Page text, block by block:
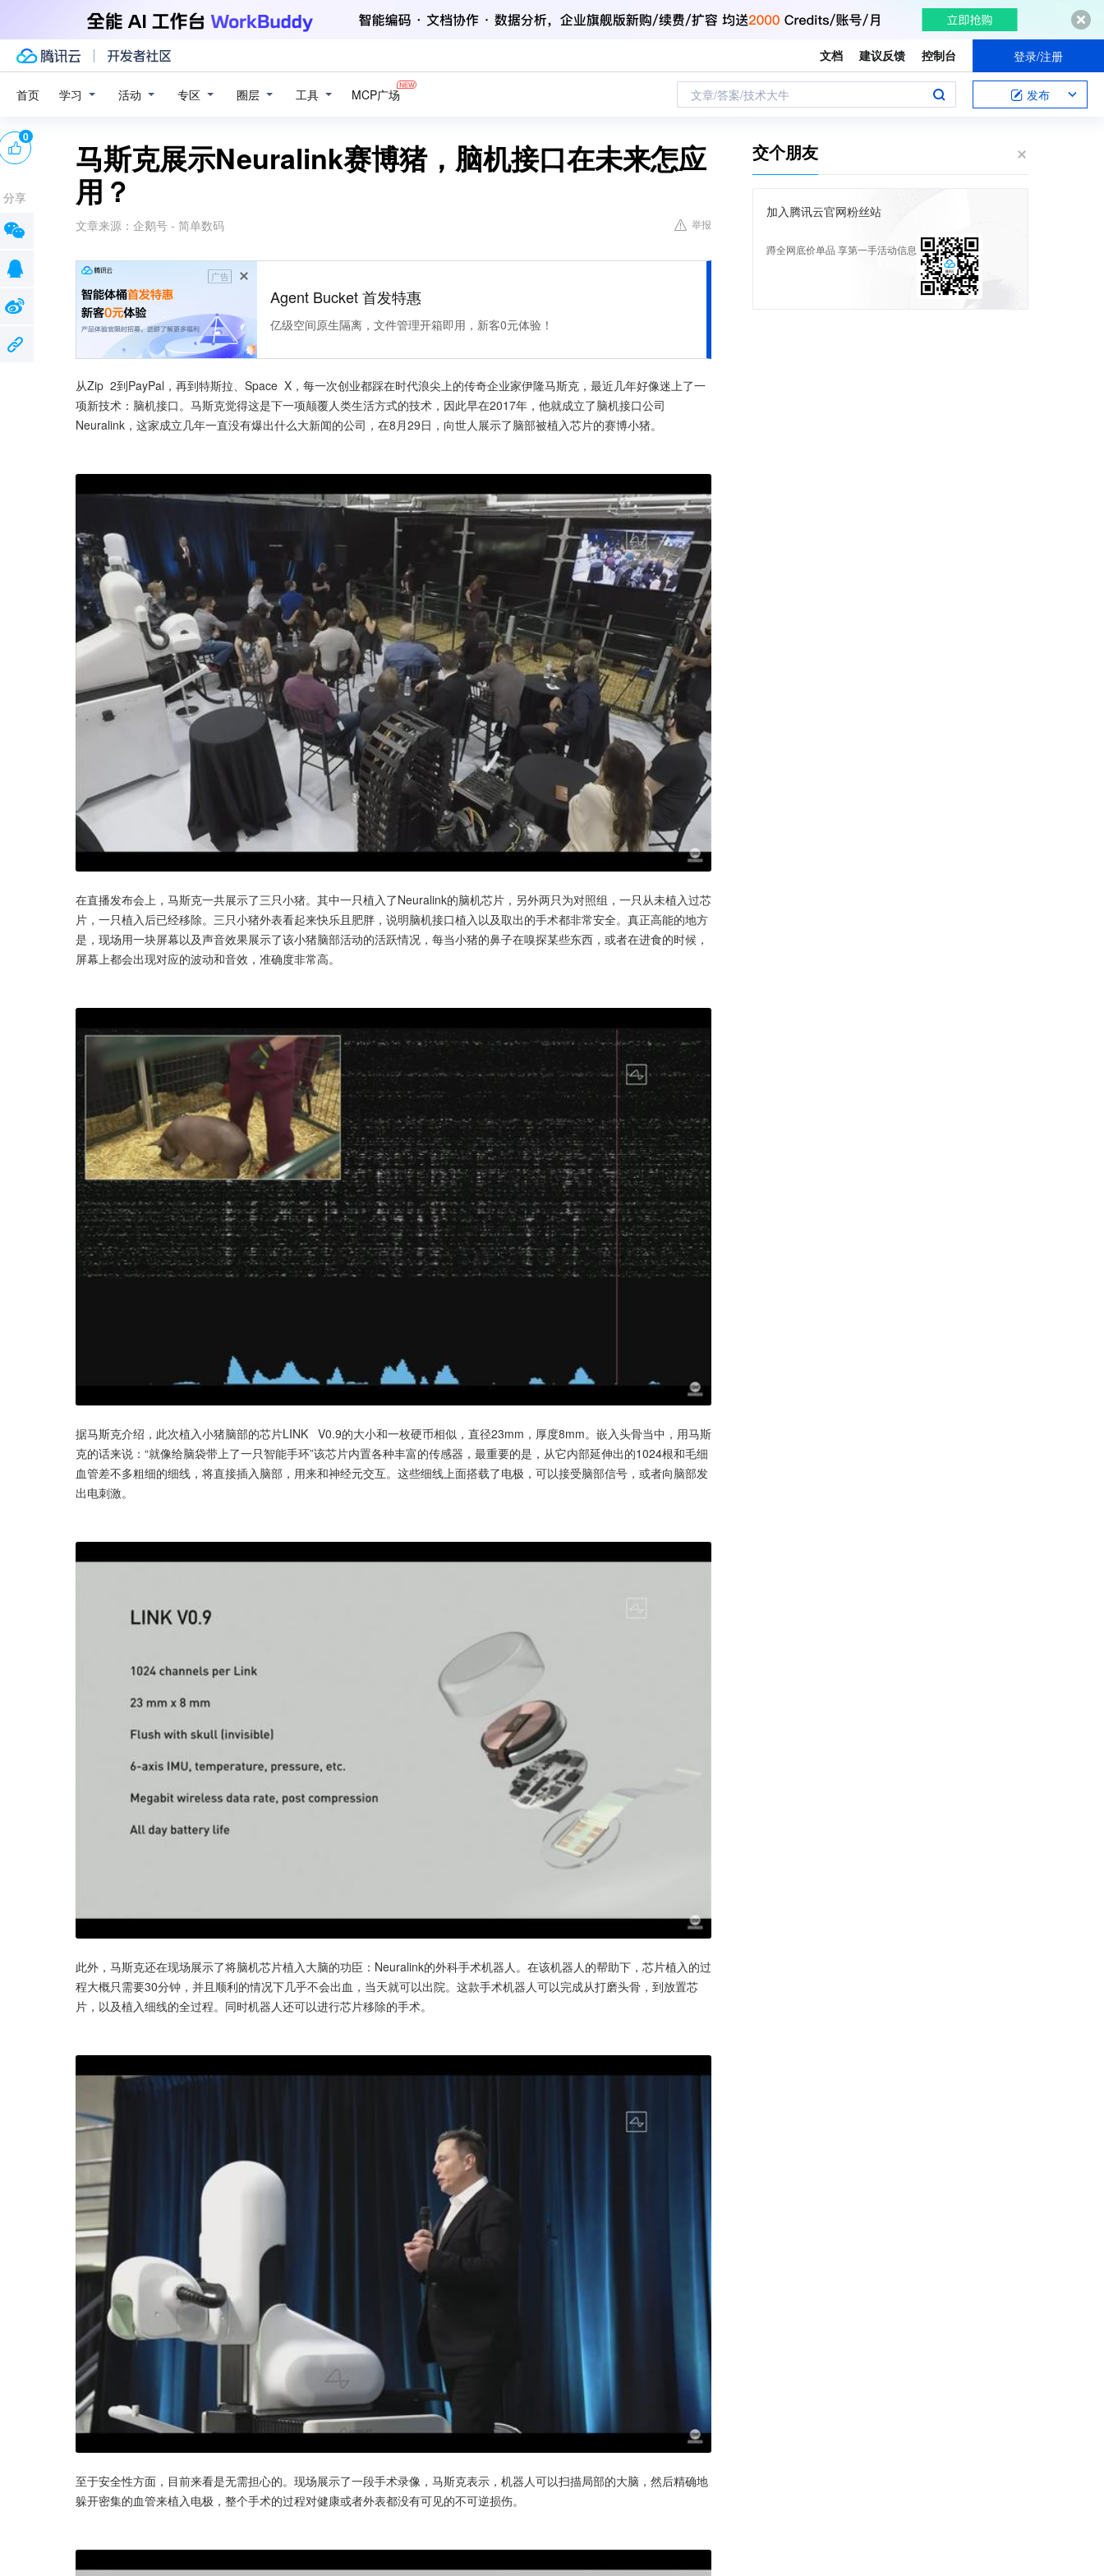
文档 建议反馈 控制台 登录/注册
首页 学习 活动 专区 圈层 工具 MCP广场 文章/答案/技术大牛 发布
马斯克展示Neuralink赛博猪，脑机接口在未来怎应
用？
文章来源： 企鹅号 - 简单数码 举报
广告
Agent Bucket 首发特惠
亿级空间原生隔离，文件管理开箱即用，新客0元体验！
从Zip  2到PayPal，再到特斯拉、Space  X，每一次创业都踩在时代浪尖上的传奇企业家伊隆马斯克，最近几年好像迷上了一
项新技术：脑机接口。马斯克觉得这是下一项颠覆人类生活方式的技术，因此早在2017年，他就成立了脑机接口公司
Neuralink，这家成立几年一直没有爆出什么大新闻的公司，在8月29日，向世人展示了脑部被植入芯片的赛博小猪。
在直播发布会上，马斯克一共展示了三只小猪。其中一只植入了Neuralink的脑机芯片，另外两只为对照组，一只从未植入过芯
片，一只植入后已经移除。三只小猪外表看起来快乐且肥胖，说明脑机接口植入以及取出的手术都非常安全。真正高能的地方
是，现场用一块屏幕以及声音效果展示了该小猪脑部活动的活跃情况，每当小猪的鼻子在嗅探某些东西，或者在进食的时候，
屏幕上都会出现对应的波动和音效，准确度非常高。
据马斯克介绍，此次植入小猪脑部的芯片LINK   V0.9的大小和一枚硬币相似，直径23mm，厚度8mm。嵌入头骨当中，用马斯
克的话来说：“就像给脑袋带上了一只智能手环”该芯片内置各种丰富的传感器，最重要的是，从它内部延伸出的1024根和毛细
血管差不多粗细的细线，将直接插入脑部，用来和神经元交互。这些细线上面搭载了电极，可以接受脑部信号，或者向脑部发
出电刺激。
此外，马斯克还在现场展示了将脑机芯片植入大脑的功臣：Neuralink的外科手术机器人。在该机器人的帮助下，芯片植入的过
程大概只需要30分钟，并且顺利的情况下几乎不会出血，当天就可以出院。这款手术机器人可以完成从打磨头骨，到放置芯
片，以及植入细线的全过程。同时机器人还可以进行芯片移除的手术。
至于安全性方面，目前来看是无需担心的。现场展示了一段手术录像，马斯克表示，机器人可以扫描局部的大脑，然后精确地
躲开密集的血管来植入电极，整个手术的过程对健康或者外表都没有可见的不可逆损伤。
0
分享
交个朋友
加入腾讯云官网粉丝站
蹲全网底价单品 享第一手活动信息